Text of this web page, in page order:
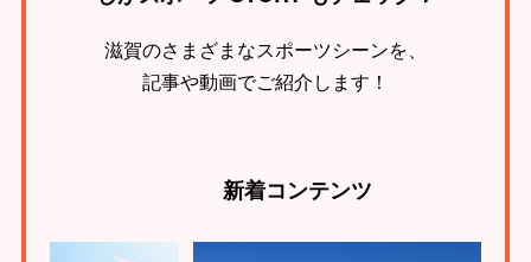
滋賀のさまざまなスポーツシーンを、
記事や動画でご紹介します！
新着コンテンツ